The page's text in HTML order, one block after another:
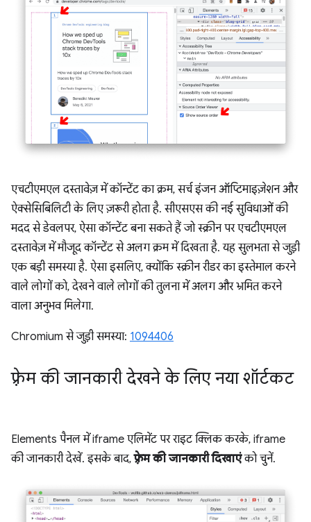
एचटीएमएल दस्तावेज़ में कॉन्टेंट का क्रम, सर्च इंजन ऑप्टिमाइज़ेशन और
ऐक्सेसिबिलिटी के लिए ज़रूरी होता है. सीएसएस की नई सुविधाओं की
मदद से डेवलपर, ऐसा कॉन्टेंट बना सकते हैं जो स्क्रीन पर एचटीएमएल
दस्तावेज़ में मौजूद कॉन्टेंट से अलग क्रम में दिखता है. यह सुलभता से जुड़ी
एक बड़ी समस्या है. ऐसा इसलिए, क्योंकि स्क्रीन रीडर का इस्तेमाल करने
वाले लोगों को, देखने वाले लोगों की तुलना में अलग और भ्रमित करने
वाला अनुभव मिलेगा.
Chromium से जुड़ी समस्या: 1094406
फ़्रेम की जानकारी देखने के लिए नया शॉर्टकट
Elements पैनल में iframe एलिमेंट पर राइट क्लिक करके, iframe
की जानकारी देखें. इसके बाद,फ़्रेम की जानकारी दिखाएंको चुनें.